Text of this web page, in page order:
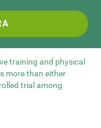
training and physical
more than either
trial among